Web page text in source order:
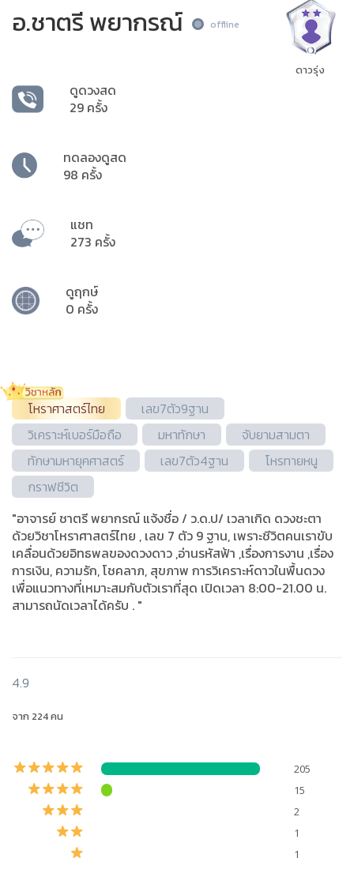
อ.ชาตรี พยากรณ์ offline
ดูดวงสด
29 ครั้ง
ทดลองดูสด
98 ครั้ง
แชท
273 ครั้ง
ดูฤกษ์
0 ครั้ง
ดาวรุ่ง
โหราศาสตร์ไทย
เลข7ตัว9ฐาน
วิเคราะห์เบอร์มือถือ
มหาทักษา
จับยามสามตา
ทักษามหายุคศาสตร์
เลข7ตัว4ฐาน
โหรทายหนู
กราฟชีวิต
"อาจารย์ ชาตรี พยากรณ์ แจ้งชื่อ / ว.ด.ป/ เวลาเกิด ดวงชะตา
ด้วยวิชาโหราศาสตร์ไทย , เลข 7 ตัว 9 ฐาน, เพราะชีวิตคนเราขับ
เคลื่อนด้วยอิทธพลของดวงดาว ,อ่านรหัสฟ้า ,เรื่องการงาน ,เรื่อง
การเงิน, ความรัก, โชคลาภ, สุขภาพ การวิเคราะห์ดาวในพื้นดวง
เพื่อแนวทางที่เหมาะสมกับตัวเราที่สุด เปิดเวลา 8:00-21.00 น.
สามารถนัดเวลาได้ครับ . "
4.9
จาก 224 คน
205
15
2
1
1